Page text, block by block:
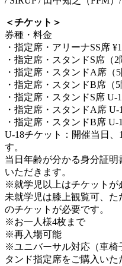
＜チケット＞
券種・料⾦
・指定席・アリーナSS席
・指定席・スタンドS席（2
・指定席・スタンドA席（
・指定席・スタンドB席（
・指定席・スタンドS席 U-
・指定席・スタンドA席
・指定席・スタンドB席
U-18チケット：開催当日
す。
当日年齢が分かる身分証
いただきます。
※就学児以上はチケットが
未就学児は膝上観覧可、
のチケットが必要です。
※お⼀⼈様4枚まで
※再⼊場可能
※ユニバーサル対応（⾞椅
タンド指定席をご購⼊いた